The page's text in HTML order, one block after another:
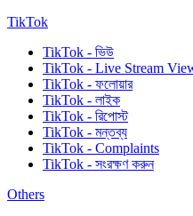
TikTok
TikTok - ভিউ
TikTok - Live Stream
TikTok - ফলোয়ার
TikTok - লাইক
TikTok - রিপোস্ট
TikTok - মন্তব্য
TikTok - Complaints
TikTok - সংরক্ষণ করুন
Others